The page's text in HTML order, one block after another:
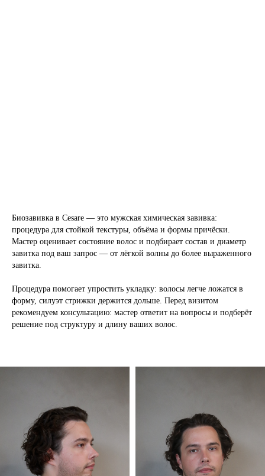
БИОЗАВИВКА
Биозавивка в Cesare — это мужская химическая завивка:
процедура для стойкой текстуры, объёма и формы причёски.
Мастер оценивает состояние волос и подбирает состав и диаметр
завитка под ваш запрос — от лёгкой волны до более выраженного
завитка.
Процедура помогает упростить укладку: волосы легче ложатся в
форму, силуэт стрижки держится дольше. Перед визитом
рекомендуем консультацию: мастер ответит на вопросы и подберёт
решение под структуру и длину ваших волос.